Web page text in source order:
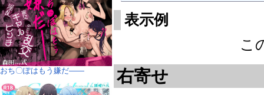
表示例
こ
右寄せ
おち〇ぽはもう嫌だ――